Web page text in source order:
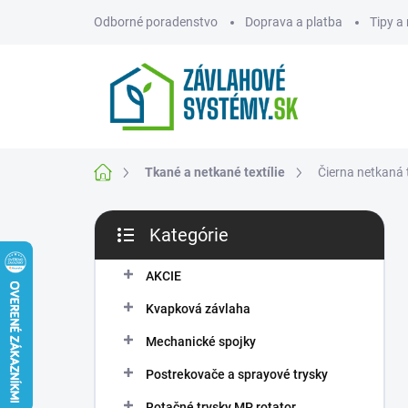
Odborné poradenstvo Doprava a platba Tipy a
DomovTkané a netkané textílie Čierna
B
č
kategórie
Kategórie
AKCIE
Kvapková závlaha
Mechanické spojky
Postrekovače a sprayové trysky